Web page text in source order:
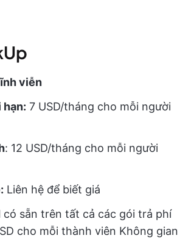
viễn
hạn: 7 USD/tháng cho mỗi người
: 12 USD/tháng cho mỗi người
Liên hệ để biết giá
có sẵn trên tất cả các gói trả phí
cho mỗi thành viên Không gian